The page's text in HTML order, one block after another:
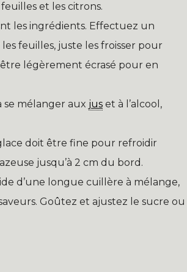
et les citrons.
les ingrédients. Effectuez un
feuilles, juste les froisser pour
légèrement écrasé pour en
se mélanger aux jus et à l’alcool,
doit être fine pour refroidir
jusqu’à 2 cm du bord.
d’une longue cuillère à mélange,
Goûtez et ajustez le sucre ou